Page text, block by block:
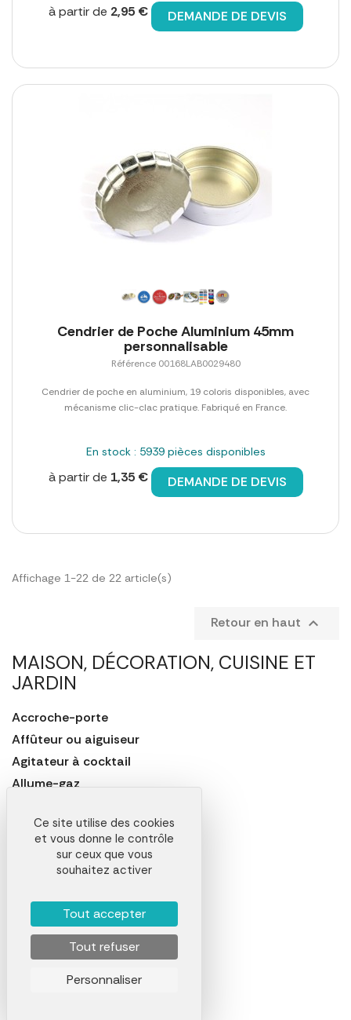
MAISON, DÉCORATION, CUISINE ET
JARDIN
Accroche-porte
Affûteur ou aiguiseur
Agitateur à cocktail
Allume-gaz
Appareil à raclette
Arrosoir
Aspirateur
Bac à glaçons
Baguette chinoise
Balance de cuisine
Balancelle
à partir de 2,95 € DEMANDE DE DEVIS
Cendrier de Poche Aluminium 45mm
personnalisable
Référence 00168LAB0029480
Cendrier de poche en aluminium, 19 coloris disponibles, avec
mécanisme clic-clac pratique. Fabriqué en France.
En stock : 5939 pièces disponibles
à partir de 1,35 € DEMANDE DE DEVIS
Affichage 1-22 de 22 article(s)
Retour en haut 
Ce site utilise des cookies
et vous donne le contrôle
sur ceux que vous
souhaitez activer
Tout accepter
Tout refuser
Personnaliser